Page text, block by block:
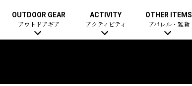
OUTDOOR GEAR
アウトドアギア
ACTIVITY
アクティビティ
OTHER ITEMS
アパレル・雑貨